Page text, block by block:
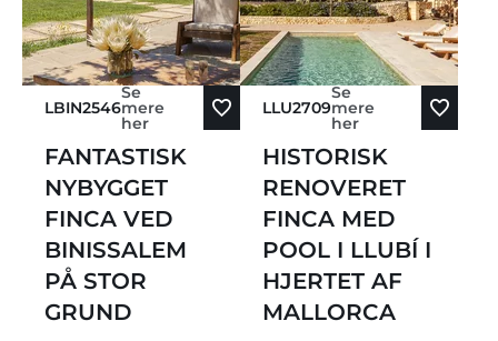
LBIN2546
Se
mere
her
FANTASTISK
NYBYGGET
FINCA VED
BINISSALEM
PÅ STOR
GRUND
LLU2709
Se
mere
her
HISTORISK
RENOVERET
FINCA MED
POOL I LLUBÍ I
HJERTET AF
MALLORCA